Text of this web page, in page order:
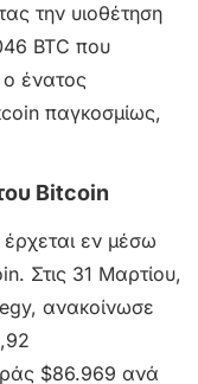
την υιοθέτηση
BTC που
ο ένατος
παγκοσμίως,
Bitcoin
εν μέσω
Στις 31 Μαρτίου,
ανακοίνωσε
$86.969 ανά